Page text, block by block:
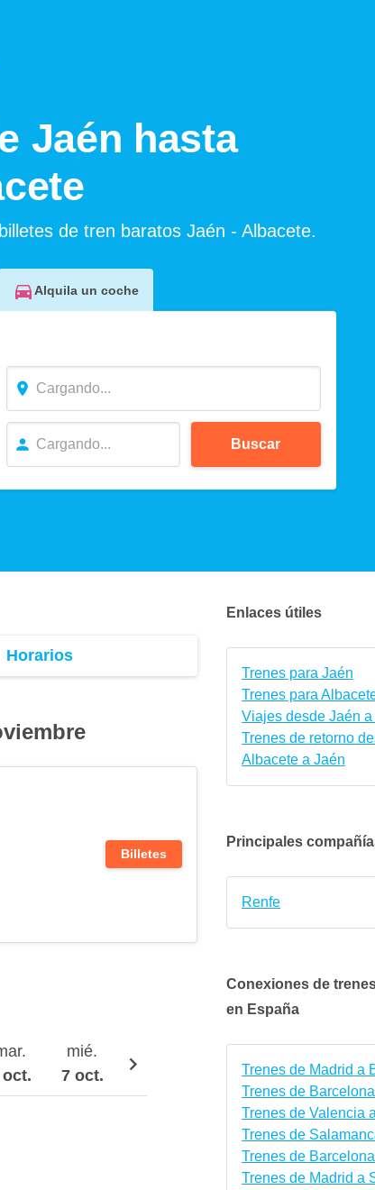
Jaén hasta
de tren baratos Jaén - Albacete.
Alquila un coche
Buscar
Horarios
Billetes
oct.
mié.
7 oct.
vie.
9 oct.
10 oct.
11
Enlaces útiles
Trenes para Jaén
Trenes para
Viajes desde Jaén
Trenes de retorno
Albacete a Jaén
Principales
Renfe
Conexiones de
en España
Trenes de Madrid a
Trenes de
Trenes de Valencia
Trenes de
Trenes de
Trenes de Madrid a